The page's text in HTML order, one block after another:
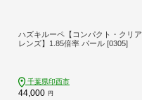
ハズキルーペ【コンパクト・クリア
レンズ】1.85倍率 パール [0305]
千葉県印西市
44,000 円